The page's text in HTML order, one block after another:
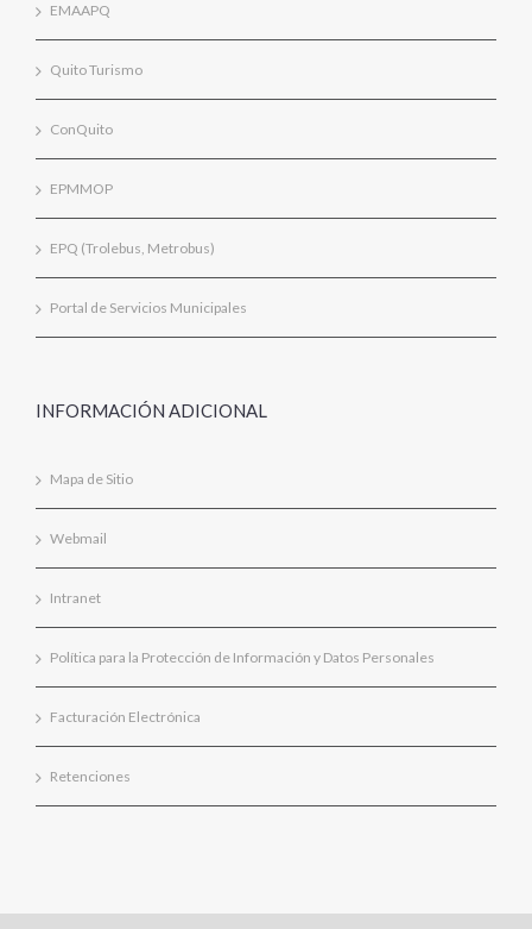
EMAAPQ
Quito Turismo
ConQuito
EPMMOP
EPQ (Trolebus, Metrobus)
Portal de Servicios Municipales
INFORMACIÓN ADICIONAL
Mapa de Sitio
Webmail
Intranet
Política para la Protección de Información y Datos Personales
Facturación Electrónica
Retenciones